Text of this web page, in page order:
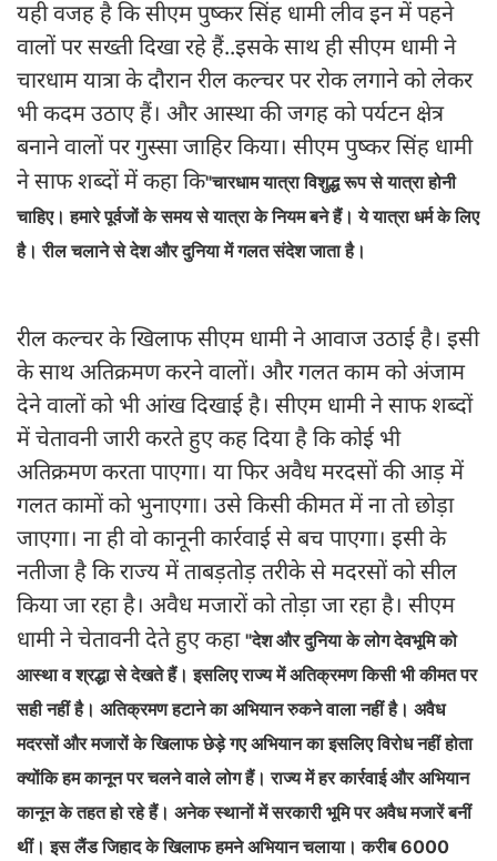
यही वजह है कि सीएम पुष्कर सिंह धामी लीव इन में पहने
वालों पर सख्ती दिखा रहे हैं..इसके साथ ही सीएम धामी ने
चारधाम यात्रा के दौरान रील कल्चर पर रोक लगाने को लेकर
भी कदम उठाए हैं। और आस्था की जगह को पर्यटन क्षेत्र
बनाने वालों पर गुस्सा जाहिर किया। सीएम पुष्कर सिंह धामी
ने साफ शब्दों में कहा कि"चारधाम यात्रा विशुद्ध रूप से यात्रा होनी
चाहिए। हमारे पूर्वजों के समय से यात्रा के नियम बने हैं। ये यात्रा धर्म के लिए
है। रील चलाने से देश और दुनिया में गलत संदेश जाता है।
रील कल्चर के खिलाफ सीएम धामी ने आवाज उठाई है। इसी
के साथ अतिक्रमण करने वालों। और गलत काम को अंजाम
देने वालों को भी आंख दिखाई है। सीएम धामी ने साफ शब्दों
में चेतावनी जारी करते हुए कह दिया है कि कोई भी
अतिक्रमण करता पाएगा। या फिर अवैध मरदसों की आड़ में
गलत कामों को भुनाएगा। उसे किसी कीमत में ना तो छोड़ा
जाएगा। ना ही वो कानूनी कार्रवाई से बच पाएगा। इसी के
नतीजा है कि राज्य में ताबड़तोड़ तरीके से मदरसों को सील
किया जा रहा है। अवैध मजारों को तोड़ा जा रहा है। सीएम
धामी ने चेतावनी देते हुए कहा "देश और दुनिया के लोग देवभूमि को
आस्था व श्रद्धा से देखते हैं। इसलिए राज्य में अतिक्रमण किसी भी कीमत पर
सही नहीं है। अतिक्रमण हटाने का अभियान रुकने वाला नहीं है। अवैध
मदरसों और मजारों के खिलाफ छेड़े गए अभियान का इसलिए विरोध नहीं होता
क्योंकि हम कानून पर चलने वाले लोग हैं। राज्य में हर कार्रवाई और अभियान
कानून के तहत हो रहे हैं। अनेक स्थानों में सरकारी भूमि पर अवैध मजारें बनीं
थीं। इस लैंड जिहाद के खिलाफ हमने अभियान चलाया। करीब 6000